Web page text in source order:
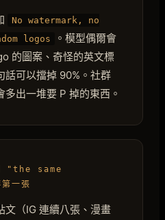
No watermark, no
logos
。模型偶爾會
的圖案、奇怪的英文標
話可以擋掉 90%。社群
出一堆要 P 掉的東西。
"the same
一張
文（IG 連續八張、漫畫